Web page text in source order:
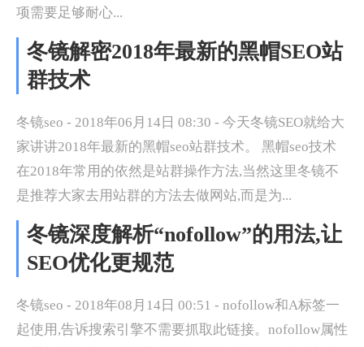
项需要足够耐心...
冬镜解密2018年最新的黑帽SEO站
群技术
冬镜seo - 2018年06月14日 08:30 - 今天冬镜SEO就给大
家讲讲2018年最新的黑帽seo站群技术。 黑帽seo技术
在2018年常用的依然是站群操作方法,当然这里冬镜不
是推荐大家去用站群的方法去做网站,而是为...
冬镜深度解析“nofollow”的用法,让
SEO优化更规范
冬镜seo - 2018年08月14日 00:51 - nofollow和A标签一
起使用,告诉搜索引擎不需要抓取此链接。nofollow属性